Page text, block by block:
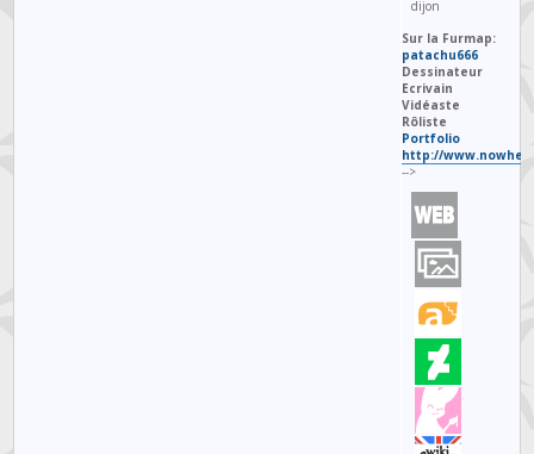
dijon
Sur la Furmap:
patachu666
Dessinateur
Ecrivain
Vidéaste
Rôliste
Portfolio
http://
-->